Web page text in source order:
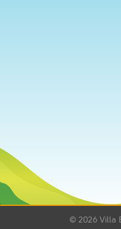
© 2026 Villa